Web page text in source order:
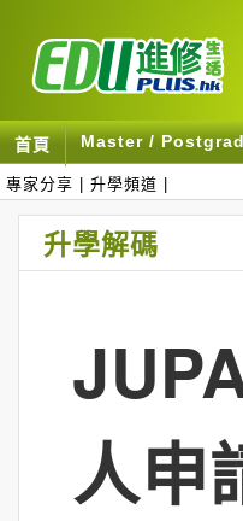
首頁 Master / Postgrad
專家分享 升學頻道
升學解碼
人申